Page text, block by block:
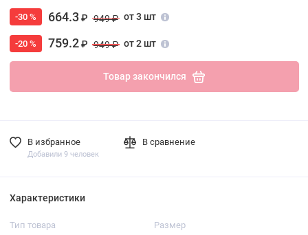
-30 % 664.3₽ 949 ₽ от 3 шт
-20 % 759.2₽ 949 ₽ от 2 шт
Товар закончился
В избранное
Добавили 9 человек
В сравнение
Характеристики
Тип товара Размер